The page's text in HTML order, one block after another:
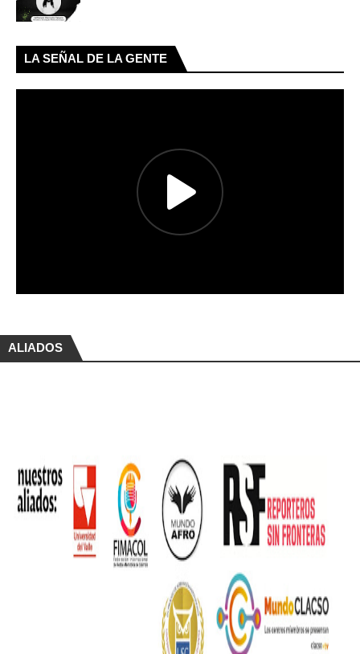
LA SEÑAL DE LA GENTE
ALIADOS